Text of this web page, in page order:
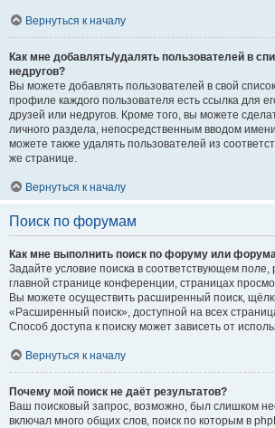
Вернуться к началу
Как мне добавлять/удалять пользователей в
недругов?
Вы можете добавлять пользователей в свой
профиле каждого пользователя есть ссылка для
друзей или недругов. Кроме того, вы можете
личного раздела, непосредственным вводом
можете также удалять пользователей из
же странице.
Вернуться к началу
Поиск по форумам
Как мне выполнить поиск по форуму или
Задайте условие поиска в соответствующем
главной странице конференции, страницах
Вы можете осуществить расширенный поиск,
«Расширенный поиск», доступной на всех
Способ доступа к поиску может зависеть от
Вернуться к началу
Почему мой поиск не даёт результатов?
Ваш поисковый запрос, возможно, был слишком
включал много общих слов, поиск по которым в